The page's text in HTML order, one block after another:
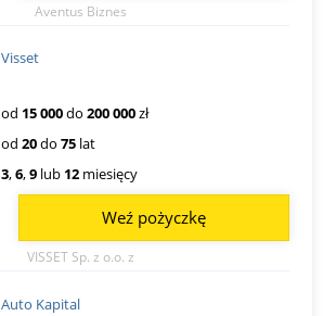
Aventus Biznes
Visset
od 15 000do 200 000zł
od 20do 75 lat
3,6,9 lub 12 miesięcy
VISSET Sp. z o.o. z
Weź pożyczkę
Auto Kapital